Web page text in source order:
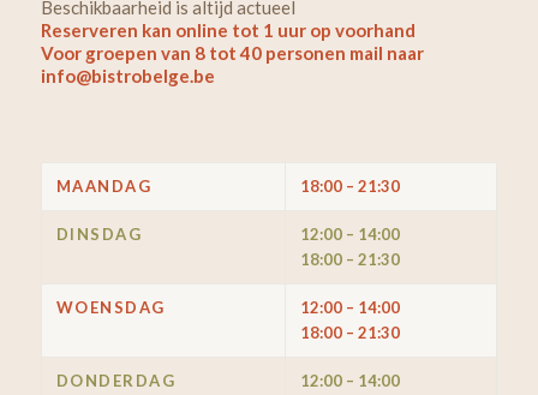
Beschikbaarheid is altijd actueel
Reserveren kan online tot 1 uur op voorhand
Voor groepen van 8 tot 40 personen mail naar
info@bistrobelge.be
MAANDAG 18:00 – 21:30
DINSDAG
12:00 – 14:00
18:00 – 21:30
WOENSDAG
12:00 – 14:00
18:00 – 21:30
DONDERDAG
12:00 – 14:00